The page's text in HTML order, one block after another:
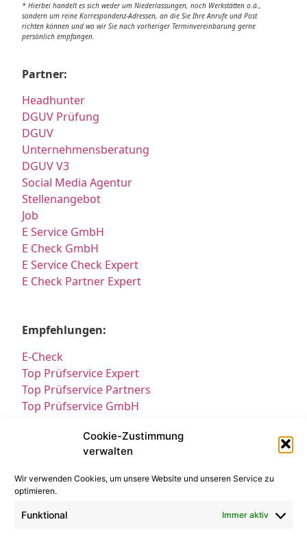
Cookie-Zustimmung
verwalten
Wir verwenden Cookies, um unsere Website und unseren Service zu
optimieren.
Funktional Immer aktiv
* Hierbei handelt es sich weder um Niederlassungen, noch Werkstätten o.ä.,
sondern um reine Korrespondenz-Adressen, an die Sie Ihre Anrufe und Post
richten können und wo wir Sie nach vorheriger Terminvereinbarung gerne
persönlich empfangen.
Partner:
Headhunter
DGUV Prüfung
DGUV
Unternehmensberatung
DGUV V3
Social Media Agentur
Stellenangebot
Job
E Service GmbH
E Check GmbH
E Service Check Expert
E Check Partner Expert
Empfehlungen:
E-Check
Top Prüfservice Expert
Top Prüfservice Partners
Top Prüfservice GmbH
Sicherheitsprüfungen Partners
Sicherheitsprüfungen Expert
Prüfung E-Check Expert
Prüfung elektrischer Anlagen